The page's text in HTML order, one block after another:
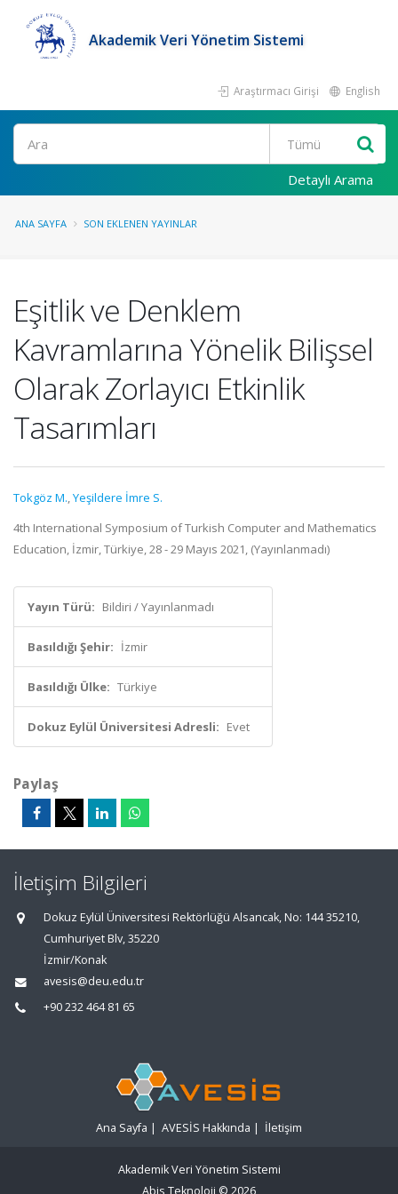
Akademik Veri Yönetim Sistemi
Araştırmacı Girişi English
Ara
Detaylı Arama
ANA SAYFA SON EKLENEN YAYINLAR
Eşitlik ve Denklem
Kavramlarına Yönelik Bilişsel
Olarak Zorlayıcı Etkinlik
Tasarımları
Tokgöz M.,Yeşildere İmre S.
4th International Symposium of Turkish Computer and Mathematics
Education, İzmir, Türkiye, 28 - 29 Mayıs 2021, (Yayınlanmadı)
Yayın Türü: Bildiri / Yayınlanmadı
Basıldığı Şehir: İzmir
Basıldığı Ülke: Türkiye
Dokuz Eylül Üniversitesi Adresli: Evet
Paylaş
İletişim Bilgileri
Dokuz Eylül Üniversitesi Rektörlüğü Alsancak, No: 144 35210,
Cumhuriyet Blv, 35220
İzmir/Konak
avesis@deu.edu.tr
+90 232 464 81 65
Ana Sayfa | AVESİS Hakkında | İletişim
Akademik Veri Yönetim Sistemi
Abis Teknoloji © 2026